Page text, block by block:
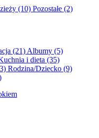
(10) Pozostałe (2)
(21) Albumy (5)
i dieta (35)
Rodzina/Dziecko (9)